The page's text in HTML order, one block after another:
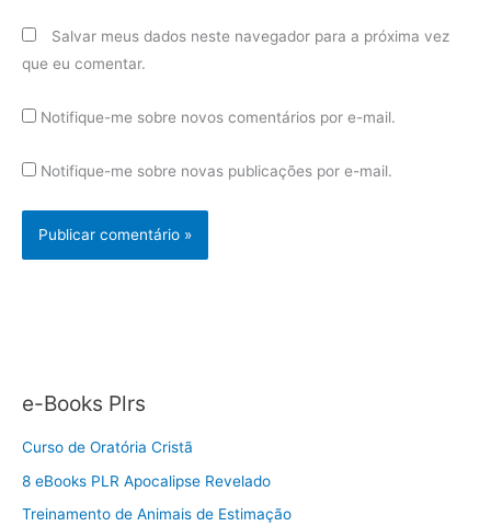
Salvar meus dados neste navegador para a próxima vez
que eu comentar.
Notifique-me sobre novos comentários por e-mail.
Notifique-me sobre novas publicações por e-mail.
e-Books Plrs
Curso de Oratória Cristã
8 eBooks PLR Apocalipse Revelado
Treinamento de Animais de Estimação